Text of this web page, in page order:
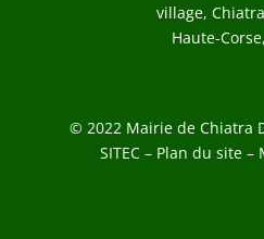
village,
Haute-
© 2022 Mairie de Chiatra
SITEC – Plan du site –